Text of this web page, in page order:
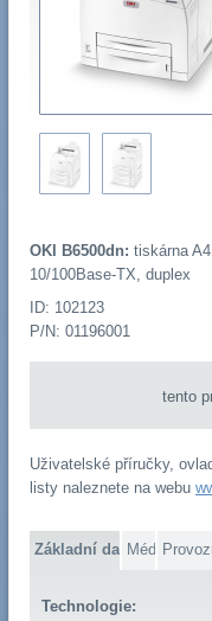
OKI B6500dn: tiskárna
10/100Base-TX, duplex
ID: 102123
P/N: 01196001
tento
Uživatelské příručky,
listy naleznete na webu
Základní dataMédia
Technologie: